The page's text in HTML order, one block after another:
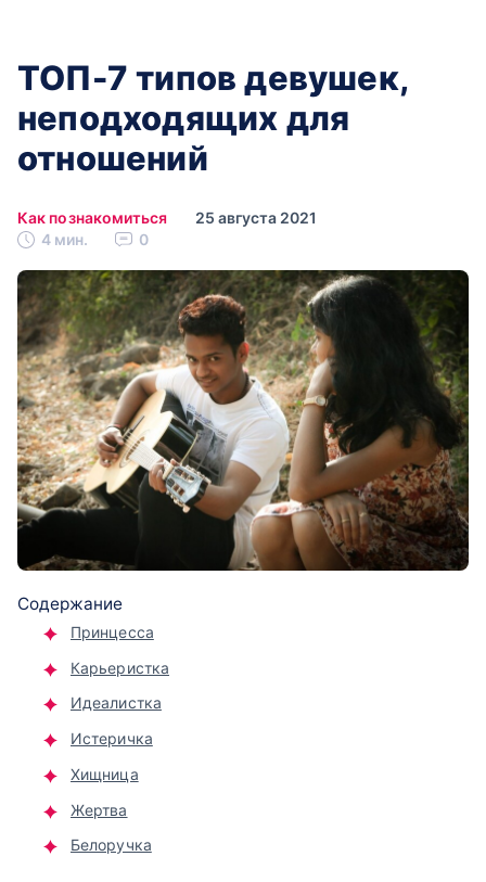
ТОП-7 типов девушек,
неподходящих для
отношений
Как познакомиться
25 августа 2021
4 мин.
0
Содержание
Принцесса
Карьеристка
Идеалистка
Истеричка
Хищница
Жертва
Белоручка